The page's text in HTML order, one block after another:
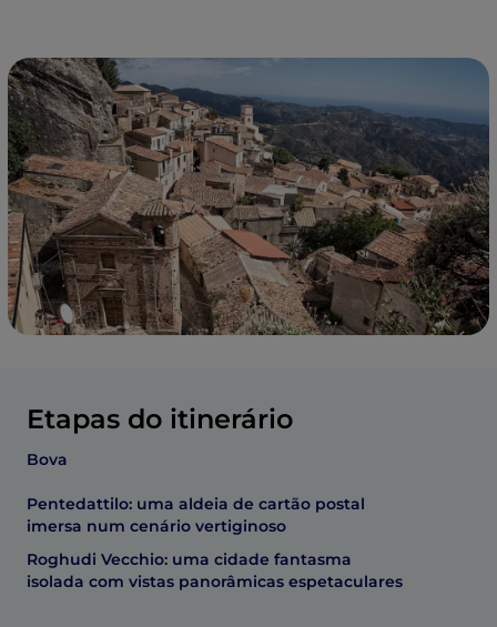
Etapas do itinerário
Bova
Pentedattilo: uma aldeia de cartão postal
imersa num cenário vertiginoso
Roghudi Vecchio: uma cidade fantasma
isolada com vistas panorâmicas espetaculares